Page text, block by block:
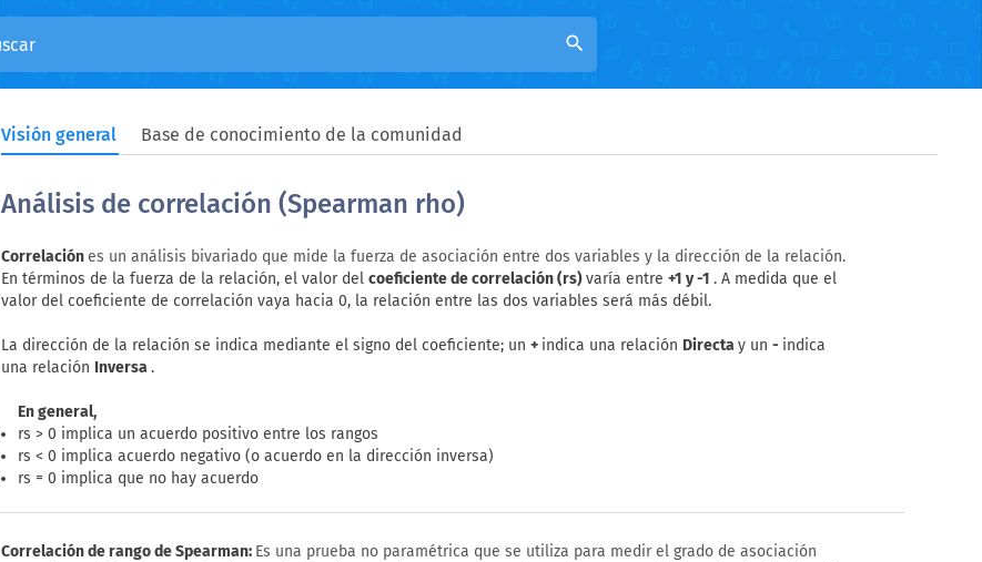
search
Visión general Base de conocimiento de la comunidad
Análisis de correlación (Spearman rho)
Correlaciónes un análisis bivariado que mide la fuerza de asociación entre dos variables y la dirección de la relación.
En términos de la fuerza de la relación, el valor del coeficiente de correlación (rs)varía entre +1 y -1 . A medida que el
valor del coeficiente de correlación vaya hacia 0, la relación entre las dos variables será más débil.
La dirección de la relación se indica mediante el signo del coeficiente; un + indica una relación Directay un - indica
una relación Inversa.
En general,
rs > 0 implica un acuerdo positivo entre los rangos
rs < 0 implica acuerdo negativo (o acuerdo en la dirección inversa)
rs = 0 implica que no hay acuerdo
Correlación de rango de Spearman: Es una prueba no paramétrica que se utiliza para medir el grado de asociación